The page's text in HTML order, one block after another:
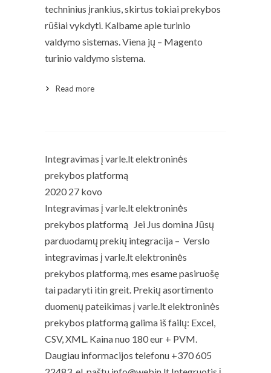
techninius įrankius, skirtus tokiai prekybos
rūšiai vykdyti. Kalbame apie turinio
valdymo sistemas. Viena jų – Magento
turinio valdymo sistema.
Read more
Integravimas į varle.lt elektroninės
prekybos platformą
2020 27 kovo
Integravimas į varle.lt elektroninės
prekybos platformą Jei Jus domina Jūsų
parduodamų prekių integracija – Verslo
integravimas į varle.lt elektroninės
prekybos platformą, mes esame pasiruošę
tai padaryti itin greit. Prekių asortimento
duomenų pateikimas į varle.lt elektroninės
prekybos platformą galima iš failų: Excel,
CSV, XML. Kaina nuo 180 eur + PVM.
Daugiau informacijos telefonu +370 605